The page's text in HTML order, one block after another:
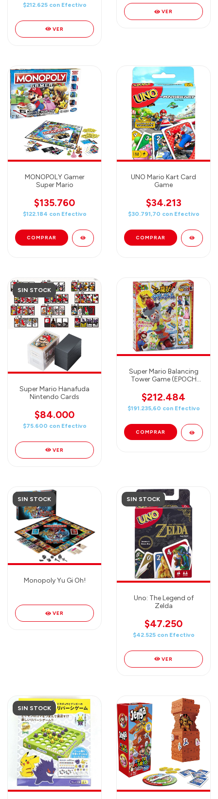
$212.625 con Efectivo
VER
VER
MONOPOLY Gamer
Super Mario
$135.760
$122.184 con Efectivo
UNO Mario Kart Card
Game
$34.213
$30.791,70 con Efectivo
SIN STOCK
Super Mario Hanafuda
Nintendo Cards
$84.000
$75.600 con Efectivo
VER
Super Mario Balancing
Tower Game (EPOCH
$212.484
$191.235,60 con Efectivo
SIN STOCK
Monopoly Yu Gi Oh!
VER
SIN STOCK
Uno: The Legend of
Zelda
$47.250
$42.525 con Efectivo
VER
SIN STOCK